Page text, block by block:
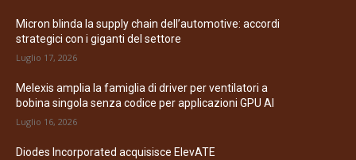
Micron blinda la supply chain dell’automotive: accordi
strategici con i giganti del settore
Luglio 17, 2026
Melexis amplia la famiglia di driver per ventilatori a
bobina singola senza codice per applicazioni GPU AI
Luglio 16, 2026
Diodes Incorporated acquisisce ElevATE